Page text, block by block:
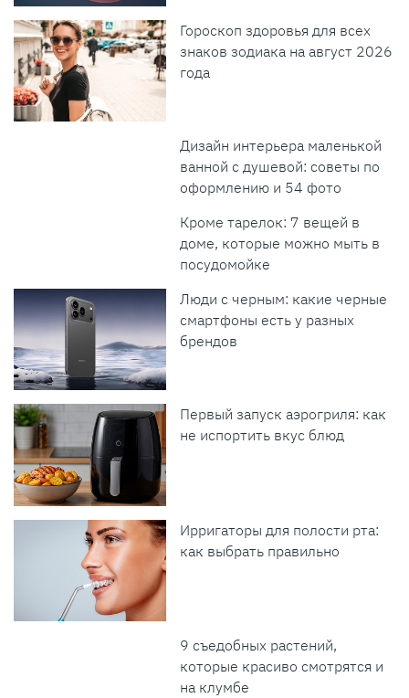
Гороскоп здоровья для всех
знаков зодиака на август 2026
года
Дизайн интерьера маленькой
ванной с душевой: советы по
оформлению и 54 фото
Кроме тарелок: 7 вещей в
доме, которые можно мыть в
посудомойке
Люди с черным: какие черные
смартфоны есть у разных
брендов
Первый запуск аэрогриля: как
не испортить вкус блюд
Ирригаторы для полости рта:
как выбрать правильно
9 съедобных растений,
которые красиво смотрятся и
на клумбе